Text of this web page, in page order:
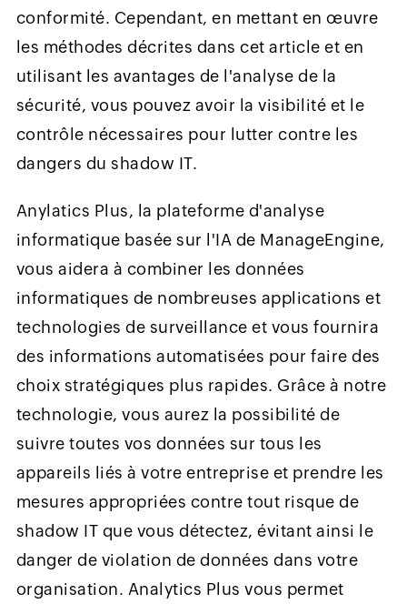
conformité. Cependant, en mettant en œuvre
les méthodes décrites dans cet article et en
utilisant les avantages de l'analyse de la
sécurité, vous pouvez avoir la visibilité et le
contrôle nécessaires pour lutter contre les
dangers du shadow IT.
Anylatics Plus, la plateforme d'analyse
informatique basée sur l'IA de ManageEngine,
vous aidera à combiner les données
informatiques de nombreuses applications et
technologies de surveillance et vous fournira
des informations automatisées pour faire des
choix stratégiques plus rapides. Grâce à notre
technologie, vous aurez la possibilité de
suivre toutes vos données sur tous les
appareils liés à votre entreprise et prendre les
mesures appropriées contre tout risque de
shadow IT que vous détectez, évitant ainsi le
danger de violation de données dans votre
organisation. Analytics Plus vous permet